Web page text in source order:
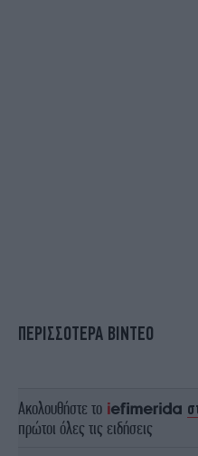
ΠΕΡΙΣΣΟΤΕΡΑ ΒΙΝΤΕΟ
Ακολουθήστε το
πρώτοι όλες τις ειδήσεις